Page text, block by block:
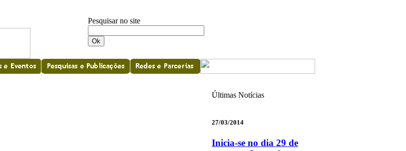
Pesquisar no site
Últimas Notícias
27/03/2014
Inicia-se no dia 29 de